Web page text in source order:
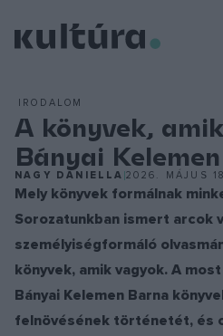
IRODALOM
A könyvek,
Bányai
NAGY DANIELLA 2026. MÁJUS
Mely könyvek formálnak
Sorozatunkban ismert arcok
személyiségformáló
könyvek, amik vagyok. A
Bányai Kelemen Barna
felnövésének történetét, és